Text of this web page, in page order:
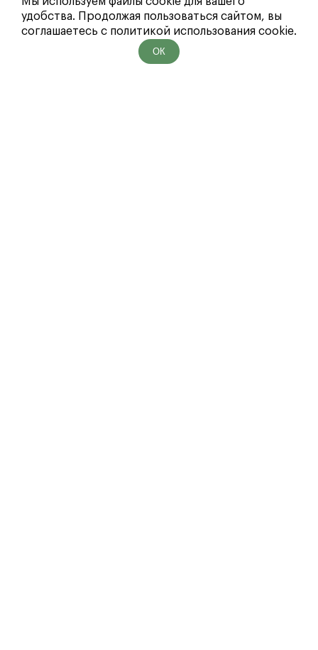
удобства. Продолжая пользоваться сайтом, вы
соглашаетесь с политикой использования cookie.
ОК